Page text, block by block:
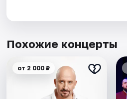
Похожие концерты
от 2 000 ₽